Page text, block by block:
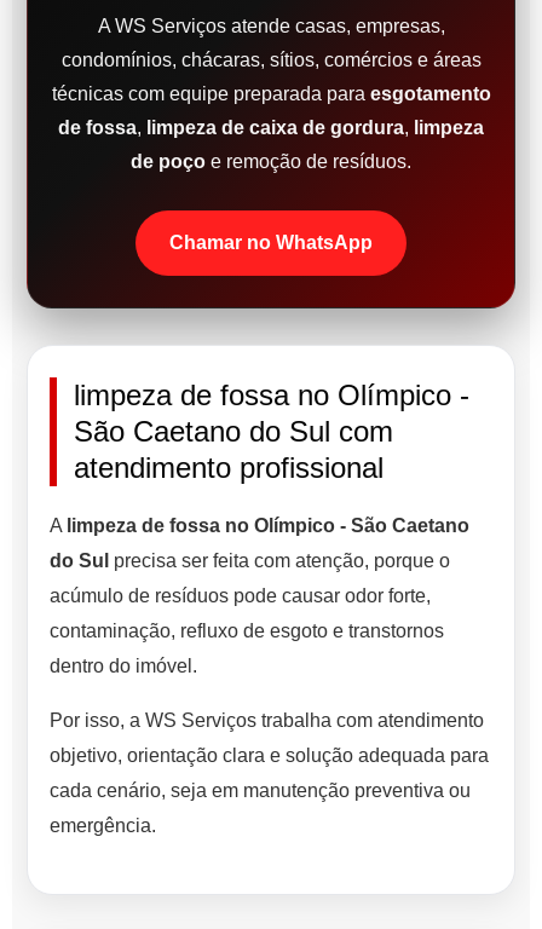
A WS Serviços atende casas, empresas,
condomínios, chácaras, sítios, comércios e áreas
técnicas com equipe preparada para esgotamento
de fossa, limpeza de caixa de gordura, limpeza
de poço e remoção de resíduos.
Chamar no WhatsApp
limpeza de fossa no Olímpico -
São Caetano do Sul com
atendimento profissional
A limpeza de fossa no Olímpico - São Caetano
do Sul precisa ser feita com atenção, porque o
acúmulo de resíduos pode causar odor forte,
contaminação, refluxo de esgoto e transtornos
dentro do imóvel.
Por isso, a WS Serviços trabalha com atendimento
objetivo, orientação clara e solução adequada para
cada cenário, seja em manutenção preventiva ou
emergência.